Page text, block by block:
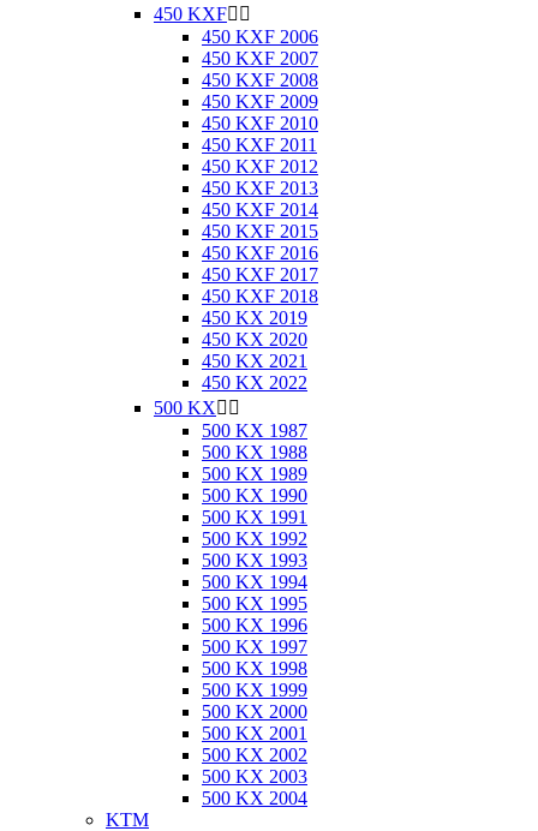
450 KXF 
450 KXF 2006
450 KXF 2007
450 KXF 2008
450 KXF 2009
450 KXF 2010
450 KXF 2011
450 KXF 2012
450 KXF 2013
450 KXF 2014
450 KXF 2015
450 KXF 2016
450 KXF 2017
450 KXF 2018
450 KX 2019
450 KX 2020
450 KX 2021
450 KX 2022
500 KX 
500 KX 1987
500 KX 1988
500 KX 1989
500 KX 1990
500 KX 1991
500 KX 1992
500 KX 1993
500 KX 1994
500 KX 1995
500 KX 1996
500 KX 1997
500 KX 1998
500 KX 1999
500 KX 2000
500 KX 2001
500 KX 2002
500 KX 2003
500 KX 2004
KTM